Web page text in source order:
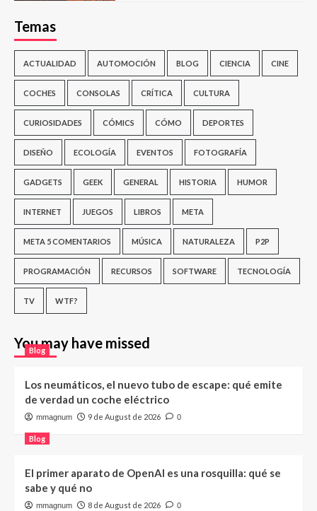
Temas
ACTUALIDAD AUTOMOCIÓN BLOG CIENCIA CINE
COCHES CONSOLAS CRÍTICA CULTURA
CURIOSIDADES CÓMICS CÓMO DEPORTES
DISEÑO ECOLOGÍA EVENTOS FOTOGRAFÍA
GADGETS GEEK GENERAL HISTORIA HUMOR
INTERNET JUEGOS LIBROS META
META 5 COMENTARIOS MÚSICA NATURALEZA P2P
PROGRAMACIÓN RECURSOS SOFTWARE TECNOLOGÍA
TV WTF?
You may have missed
Blog
Los neumáticos, el nuevo tubo de escape: qué emite
de verdad un coche eléctrico
mmagnum 9 de August de 2026 0
Blog
El primer aparato de OpenAI es una rosquilla: qué se
sabe y qué no
mmagnum 8 de August de 2026 0